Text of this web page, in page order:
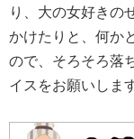
り、大の女好きの
かけたりと、何か
ので、そろそろ落
イスをお願いします